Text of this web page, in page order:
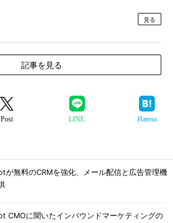
見る
記事を見る
Post LINE Hatena
が無料のCRMを強化、メール配信と広告管理機
CMOに聞いたインバウンドマーケティングの